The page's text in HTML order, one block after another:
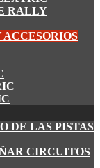
RALLY
ACCESORIOS
DE LAS PISTAS
CIRCUITOS